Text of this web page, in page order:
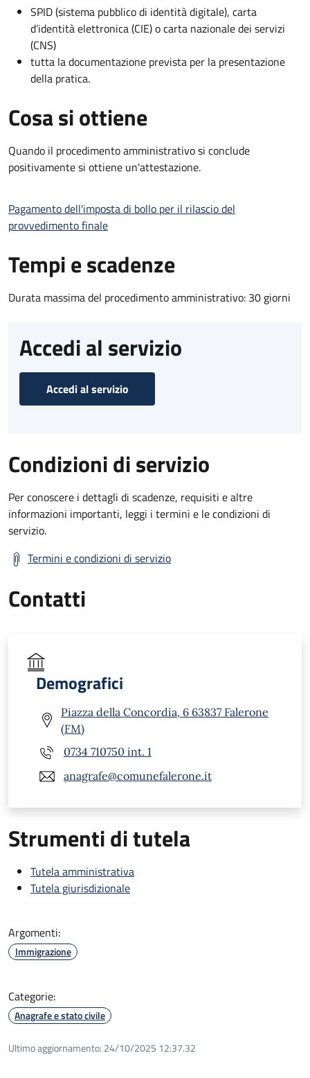
SPID (sistema pubblico di identità digitale), carta
d’identità elettronica (CIE) o carta nazionale dei servizi
(CNS)
tutta la documentazione prevista per la presentazione
della pratica.
Cosa si ottiene
Quando il procedimento amministrativo si conclude
positivamente si ottiene un'attestazione.
Pagamento dell'imposta di bollo per il rilascio del
provvedimento finale
Tempi e scadenze
Durata massima del procedimento amministrativo: 30 giorni
Accedi al servizio
Accedi al servizio
Condizioni di servizio
Per conoscere i dettagli di scadenze, requisiti e altre
informazioni importanti, leggi i termini e le condizioni di
servizio.
Termini e condizioni di servizio
Contatti
Demografici
Piazza della Concordia, 6 63837 Falerone
(FM)
0734 710750 int. 1
anagrafe@comunefalerone.it
Strumenti di tutela
Tutela amministrativa
Tutela giurisdizionale
Argomenti:
Immigrazione
Categorie:
Anagrafe e stato civile
Ultimo aggiornamento: 24/10/2025 12:37.32